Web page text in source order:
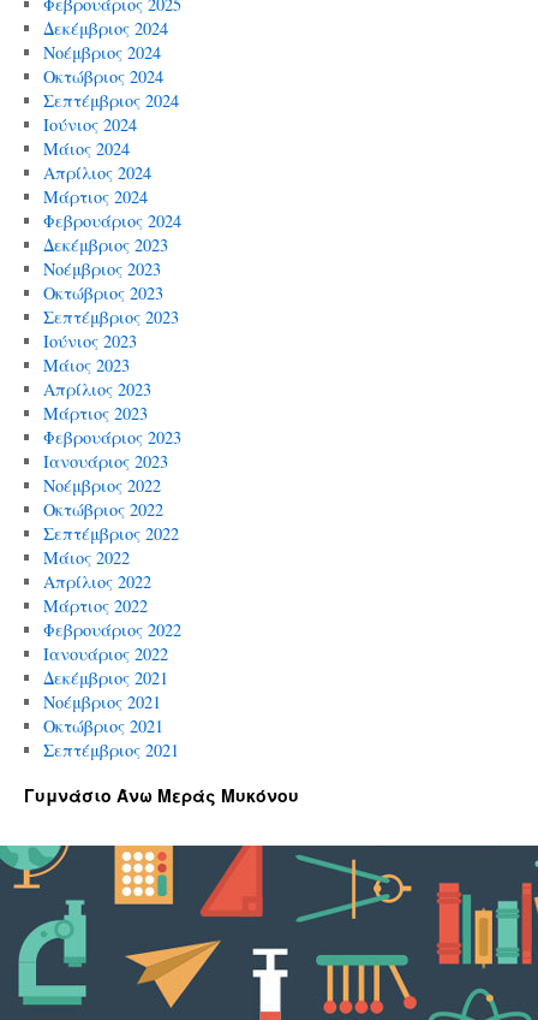
Δεκέμβριος 2024
Νοέμβριος 2024
Οκτώβριος 2024
Σεπτέμβριος 2024
Ιούνιος 2024
Μάιος 2024
Απρίλιος 2024
Μάρτιος 2024
Φεβρουάριος 2024
Δεκέμβριος 2023
Νοέμβριος 2023
Οκτώβριος 2023
Σεπτέμβριος 2023
Ιούνιος 2023
Μάιος 2023
Απρίλιος 2023
Μάρτιος 2023
Φεβρουάριος 2023
Ιανουάριος 2023
Νοέμβριος 2022
Οκτώβριος 2022
Σεπτέμβριος 2022
Μάιος 2022
Απρίλιος 2022
Μάρτιος 2022
Φεβρουάριος 2022
Ιανουάριος 2022
Δεκέμβριος 2021
Νοέμβριος 2021
Οκτώβριος 2021
Σεπτέμβριος 2021
Γυμνάσιο Άνω Μεράς Μυκόνου